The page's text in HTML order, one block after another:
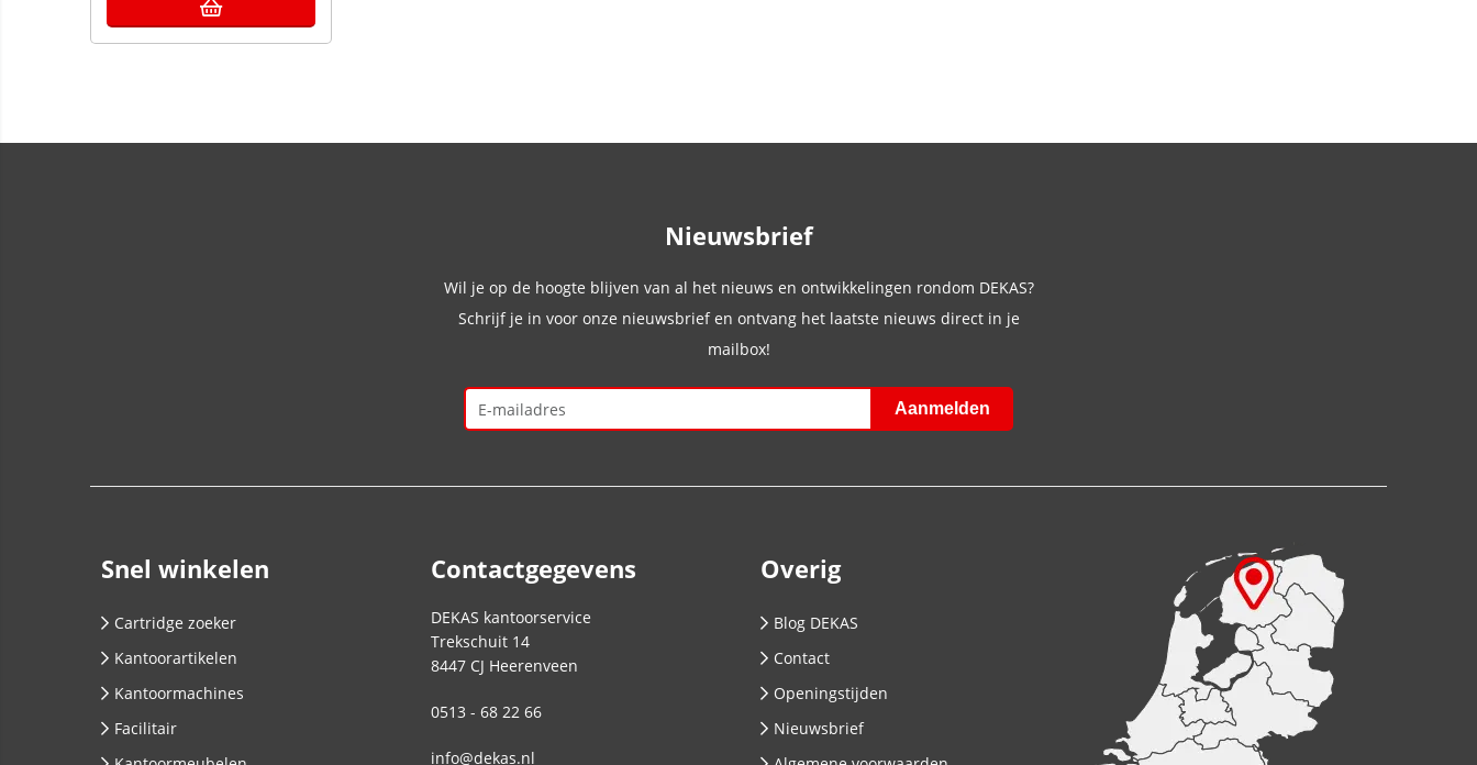
Nieuwsbrief
Wil je op de hoogte blijven van al het nieuws en ontwikkelingen rondom DEKAS?
Schrijf je in voor onze nieuwsbrief en ontvang het laatste nieuws direct in je
mailbox!
Snel winkelen
Cartridge zoeker
Kantoorartikelen
Kantoormachines
Facilitair
Contactgegevens
DEKAS kantoorservice
Trekschuit 14
8447 CJ Heerenveen
0513 - 68 22 66
info@dekas.nl
Overig
Blog DEKAS
Contact
Openingstijden
Nieuwsbrief